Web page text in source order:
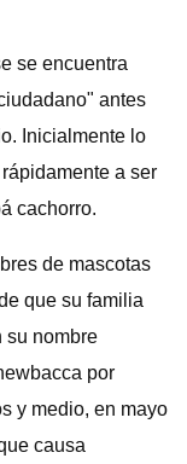
se encuentra
antes
Inicialmente lo
a ser
cachorro.
de mascotas
que su familia
su nombre
por
y medio, en mayo
causa